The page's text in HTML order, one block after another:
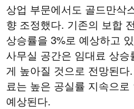
상업 부문에서도 골드만삭
향 조정했다. 기존의 보합
상승률을 3%로 예상하고
사무실 공간은 임대료 상승
게 높아질 것으로 전망된다.
료는 높은 공실률 지속으
예상된다.